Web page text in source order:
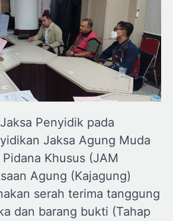
Penyidik pada
Jaksa Agung Muda
Khusus (JAM
Agung (Kajagung)
serah terima tanggung
dan barang bukti (Tahap